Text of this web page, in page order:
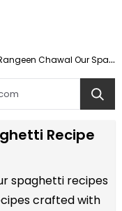
Chawal Our Spaghetti Recipe In Urdu
Recipe
spaghetti recipes
crafted with